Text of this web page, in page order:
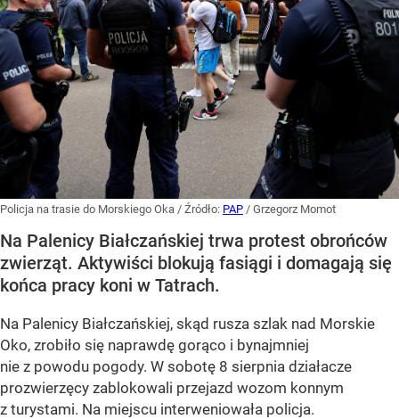
Policja na trasie do Morskiego Oka / Źródło: PAP / Grzegorz Momot
Na Palenicy Białczańskiej trwa protest obrońców
zwierząt. Aktywiści blokują fasiągi i domagają się
końca pracy koni w Tatrach.
Na Palenicy Białczańskiej, skąd rusza szlak nad Morskie
Oko, zrobiło się naprawdę gorąco i bynajmniej
nie z powodu pogody. W sobotę 8 sierpnia działacze
prozwierzęcy zablokowali przejazd wozom konnym
z turystami. Na miejscu interweniowała policja.